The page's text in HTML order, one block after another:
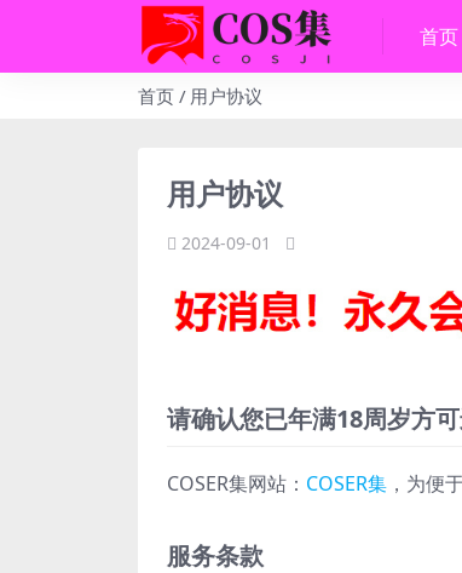
首页
首页 用户协议
用户协议
2024-09-01
请确认您已年满18周岁方可
COSER集网站： COSER集 ，为便
服务条款